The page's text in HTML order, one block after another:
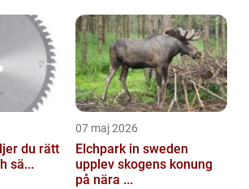
sä...
07 maj 2026
Elchpark in sweden
upplev skogens konung
på nära ...